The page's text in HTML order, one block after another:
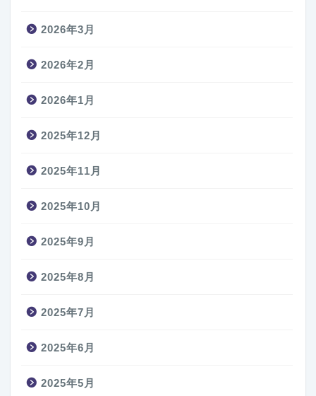
2026年3月
2026年2月
2026年1月
2025年12月
2025年11月
2025年10月
2025年9月
2025年8月
2025年7月
2025年6月
2025年5月